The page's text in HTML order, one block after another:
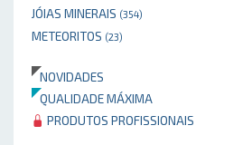
JÓIAS MINERAIS (354)
METEORITOS (23)
NOVIDADES
QUALIDADE MÁXIMA
PRODUTOS PROFISSIONAIS